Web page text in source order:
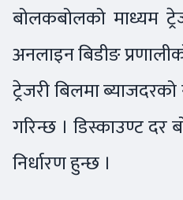
बोलकबोलको माध्यम
अनलाइन बिडीङ
ट्रेजरी बिलमा
गरिन्छ । डिस्काउण्ट
निर्धारण हुन्छ ।